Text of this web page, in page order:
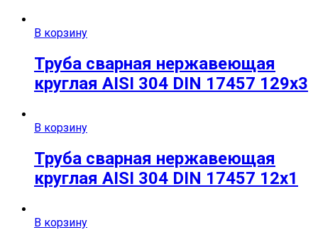
В корзину
Труба сварная нержавеющая
круглая AISI 304 DIN 17457 129х3
В корзину
Труба сварная нержавеющая
круглая AISI 304 DIN 17457 12х1
В корзину